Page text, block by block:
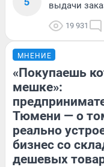
выдачи
19 931
МНЕНИЕ
«Покупаешь
мешке»:
Тюмени — о
реально
бизнес со
дешевых